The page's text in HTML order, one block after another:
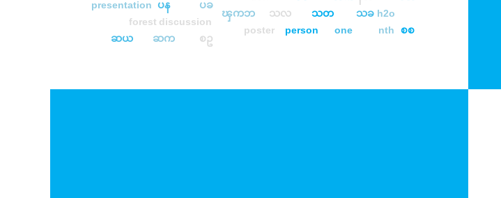
ပခ
ပန
သခ
သတ
သလ
ၾကဘ
discussion
forest
h2o
nth
one
person
poster
presentation
စစ
စဥ
ဆက
ဆယ